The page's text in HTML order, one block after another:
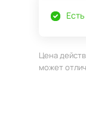
Цена
может